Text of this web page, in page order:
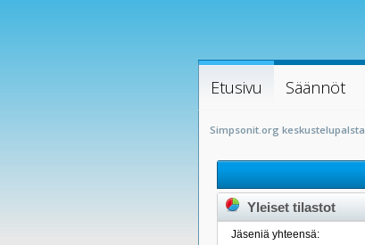
Etusivu Säännöt
Simpsonit.org keskustelupalsta
Yleiset tilastot
Jäseniä yhteensä: